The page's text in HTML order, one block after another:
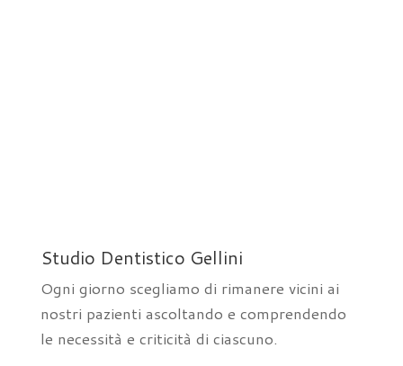
Studio Dentistico Gellini
Ogni giorno scegliamo di rimanere vicini ai
nostri pazienti ascoltando e comprendendo
le necessità e criticità di ciascuno.